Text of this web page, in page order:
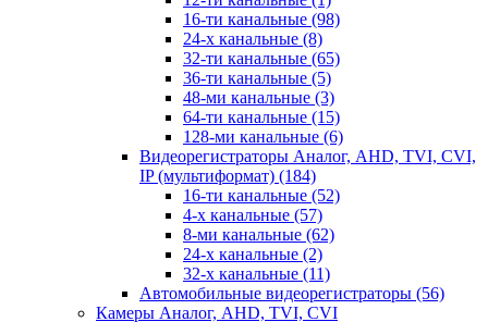
16-ти канальные (98)
24-х канальные (8)
32-ти канальные (65)
36-ти канальные (5)
48-ми канальные (3)
64-ти канальные (15)
128-ми канальные (6)
Видеорегистраторы Аналог, AHD, TVI, CVI,
IP (мультиформат) (184)
16-ти канальные (52)
4-х канальные (57)
8-ми канальные (62)
24-х канальные (2)
32-х канальные (11)
Автомобильные видеорегистраторы (56)
Камеры Аналог, AHD, TVI, CVI